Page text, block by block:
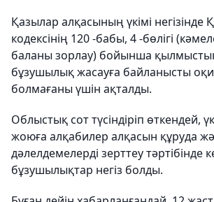
Қазылар алқасының үкімі
кодексінің 120 -бабы, 4 -бөлігі
баланы зорлау) бойынша
бұзушылық жасауға байланысты
болмағаны үшін ақталды.
Облыстық сот түсіндіріп өткендей,
жоюға алқабилер алқасын құруда
дәлелдемелерді зерттеу тәртібінде
бұзушылықтар негіз болды.